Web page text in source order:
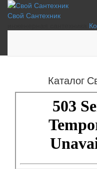
Свой Сантехник
Каталог